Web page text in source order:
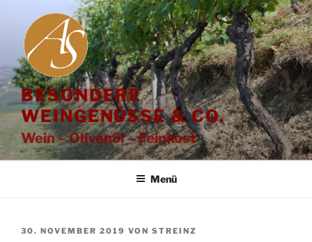
springen
BESONDERE
WEINGENÜSSE & CO.
Wein – Olivenöl – Feinkost
Menü
VERÖFFENTLICHT
30. NOVEMBER 2019 VON STREINZ